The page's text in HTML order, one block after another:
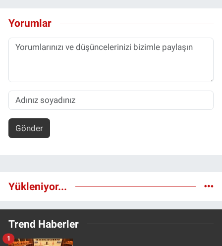
Yorumlar
Gönder
Yükleniyor...
Trend Haberler
1